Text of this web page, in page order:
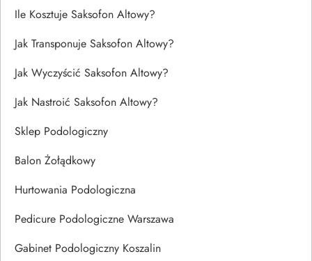
Ile Kosztuje Saksofon Altowy?
Jak Transponuje Saksofon Altowy?
Jak Wyczyścić Saksofon Altowy?
Jak Nastroić Saksofon Altowy?
Sklep Podologiczny
Balon Żołądkowy
Hurtowania Podologiczna
Pedicure Podologiczne Warszawa
Gabinet Podologiczny Koszalin